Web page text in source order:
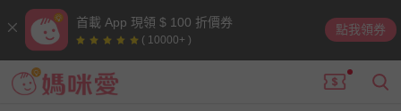
首載 App 現領 $ 100 折價券
( 10000+ )
點我領券